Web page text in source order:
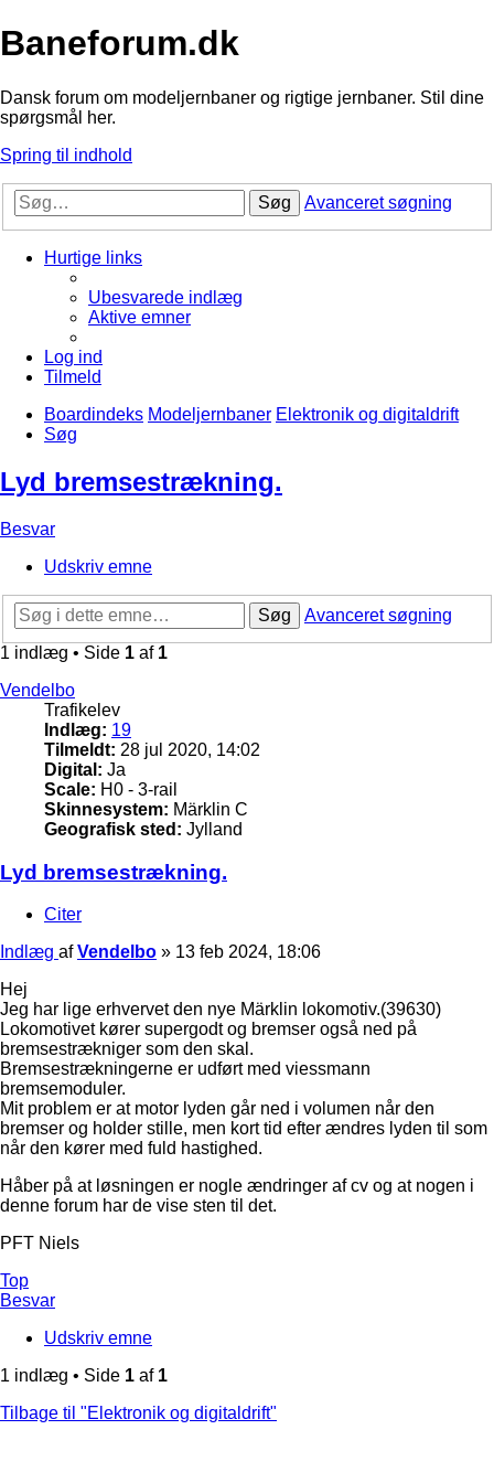
Baneforum.dk
Dansk forum om modeljernbaner og rigtige jernbaner. Stil dine
spørgsmål her.
Spring til indhold
Søg Avanceret søgning
Hurtige links
Ubesvarede indlæg
Aktive emner
Log ind
Tilmeld
Boardindeks Modeljernbaner Elektronik og digitaldrift
Søg
Lyd bremsestrækning.
Besvar
Udskriv emne
Søg
Avanceret søgning
1 indlæg • Side 1 af 1
Vendelbo
Trafikelev
Indlæg: 19
Tilmeldt: 28 jul 2020, 14:02
Digital: Ja
Scale: H0 - 3-rail
Skinnesystem: Märklin C
Geografisk sted: Jylland
Lyd bremsestrækning.
Citer
Indlæg afVendelbo » 13 feb 2024, 18:06
Hej
Jeg har lige erhvervet den nye Märklin lokomotiv.(39630)
Lokomotivet kører supergodt og bremser også ned på
bremsestrækniger som den skal.
Bremsestrækningerne er udført med viessmann
bremsemoduler.
Mit problem er at motor lyden går ned i volumen når den
bremser og holder stille, men kort tid efter ændres lyden til som
når den kører med fuld hastighed.
Håber på at løsningen er nogle ændringer af cv og at nogen i
denne forum har de vise sten til det.
PFT Niels
Top
Besvar
Udskriv emne
1 indlæg • Side 1 af 1
Tilbage til "Elektronik og digitaldrift"